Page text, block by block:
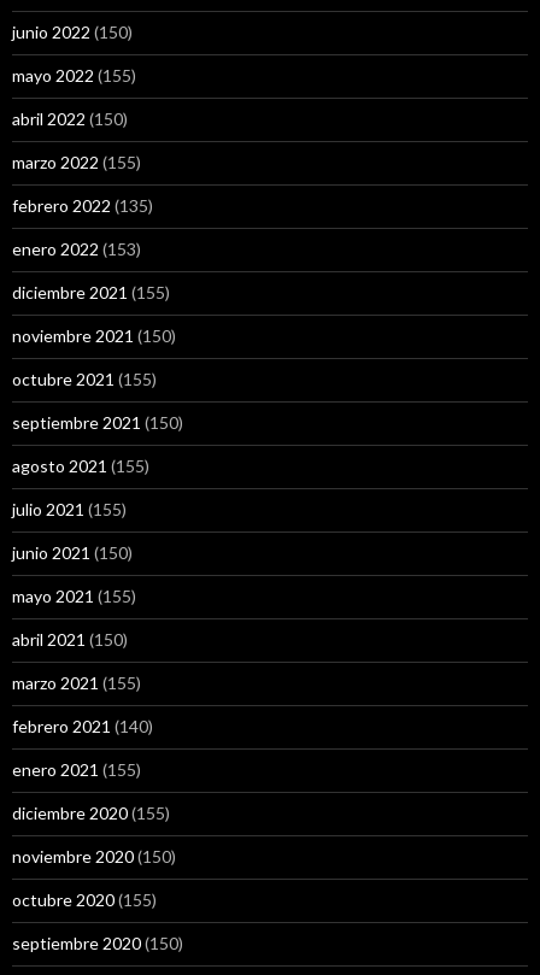
junio 2022 (150)
mayo 2022 (155)
abril 2022 (150)
marzo 2022 (155)
febrero 2022 (135)
enero 2022 (153)
diciembre 2021 (155)
noviembre 2021 (150)
octubre 2021 (155)
septiembre 2021 (150)
agosto 2021 (155)
julio 2021 (155)
junio 2021 (150)
mayo 2021 (155)
abril 2021 (150)
marzo 2021 (155)
febrero 2021 (140)
enero 2021 (155)
diciembre 2020(155)
noviembre 2020(150)
octubre 2020(155)
septiembre 2020(150)